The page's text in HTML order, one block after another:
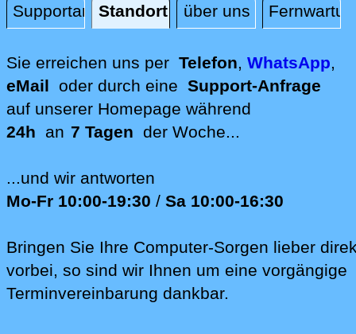
SupportanfrageStandort über uns
Standort
Sie erreichen uns per Telefon, WhatsApp,
eMail oder durch eine Support-Anfrage
auf unserer Homepage während
24h an 7 Tagen der Woche...
...und wir antworten
Mo-Fr 10:00-19:30 / Sa 10:00-16:30
Bringen Sie Ihre Computer-Sorgen lieber
vorbei, so sind wir Ih‍nen um eine vorgängige
Terminvereinbarung dankbar.